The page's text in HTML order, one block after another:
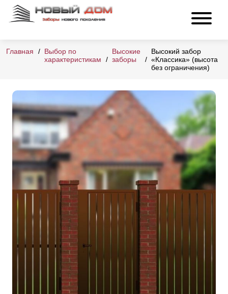
Главная
Выбор по
характеристикам
Высокие
заборы
Высокий забор
«Классика» (высота
без ограничения)